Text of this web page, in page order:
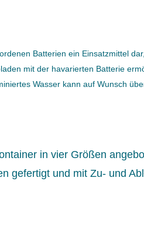
Batterien ein Einsatzmittel
mit der havarierten Batterie
Wasser kann auf Wunsch
in vier Größen
gefertigt und mit Zu- und